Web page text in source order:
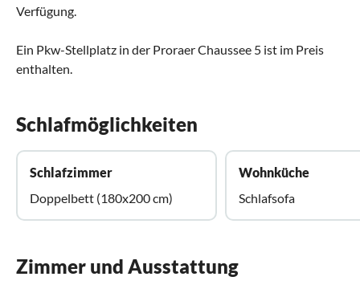
Verfügung.
Ein Pkw-Stellplatz in der Proraer Chaussee 5 ist im Preis
enthalten.
Schlafmöglichkeiten
Schlafzimmer
Doppelbett (180x200 cm)
Wohnküche
Schlafsofa
Zimmer und Ausstattung